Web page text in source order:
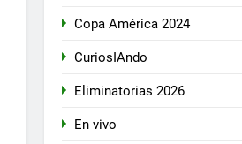
Copa América 2024
CuriosIAndo
Eliminatorias 2026
En vivo